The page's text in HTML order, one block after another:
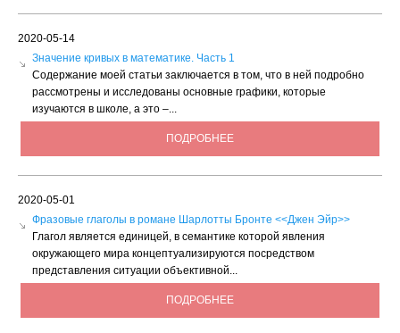
2020-05-14
Значение кривых в математике. Часть 1
Содержание моей статьи заключается в том, что в ней подробно
рассмотрены и исследованы основные графики, которые
изучаются в школе, а это –...
ПОДРОБНЕЕ
2020-05-01
Фразовые глаголы в романе Шарлотты Бронте <<Джен Эйр>>
Глагол является единицей, в семантике которой явления
окружающего мира концептуализируются посредством
представления ситуации объективной...
ПОДРОБНЕЕ